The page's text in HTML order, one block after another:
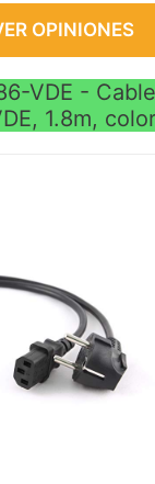
OPINIONES
VDE -
1.8m, color